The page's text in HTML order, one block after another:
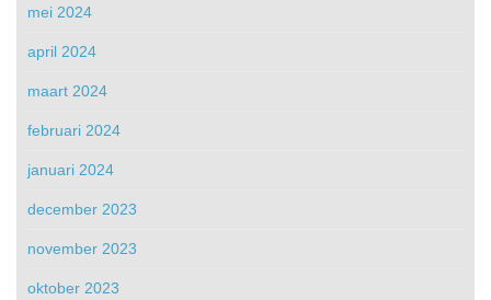
mei 2024
april 2024
maart 2024
februari 2024
januari 2024
december 2023
november 2023
oktober 2023